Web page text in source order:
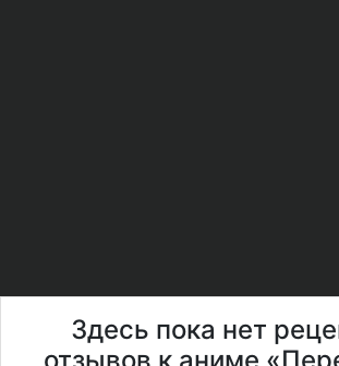
Здесь пока нет